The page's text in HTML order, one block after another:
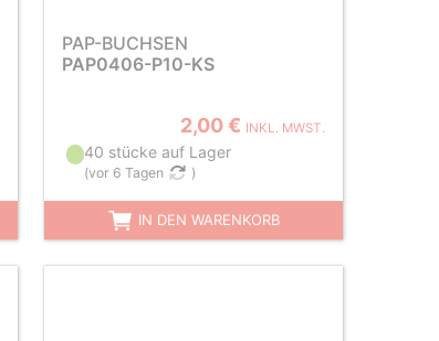
PAP-BUCHSEN
PAP0406-P10-KS
2,00 € INKL. MWST.
40 stücke auf Lager
(vor 6 Tagen )
IN DEN WARENKORB